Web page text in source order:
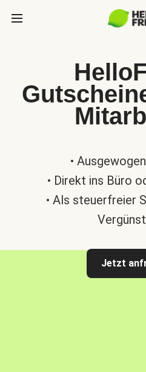
•
• Direkt ins Büro
• Als steuerfreier
Jetzt